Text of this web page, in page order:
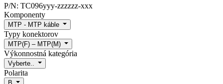
P/N: TC096yyy-zzzzzz-xxx
Komponenty
MTP - MTP káble
Typy konektorov
MTP(F) – MTP(M)
Výkonnostná kategória
Vyberte..
Polarita